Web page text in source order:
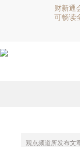
财新通
可畅读
观点频道所发布文